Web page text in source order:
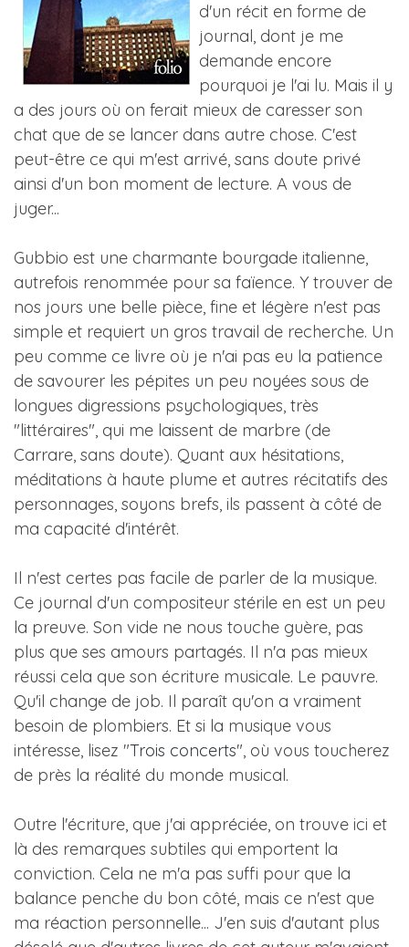
d'un récit en forme de
journal, dont je me
demande encore
pourquoi je l'ai lu. Mais il y
a des jours où on ferait mieux de caresser son
chat que de se lancer dans autre chose. C'est
peut-être ce qui m'est arrivé, sans doute privé
ainsi d'un bon moment de lecture. A vous de
juger...
Gubbio est une charmante bourgade italienne,
autrefois renommée pour sa faïence. Y trouver de
nos jours une belle pièce, fine et légère n'est pas
simple et requiert un gros travail de recherche. Un
peu comme ce livre où je n'ai pas eu la patience
de savourer les pépites un peu noyées sous de
longues digressions psychologiques, très
"littéraires", qui me laissent de marbre (de
Carrare, sans doute). Quant aux hésitations,
méditations à haute plume et autres récitatifs des
personnages, soyons brefs, ils passent à côté de
ma capacité d'intérêt.
Il n'est certes pas facile de parler de la musique.
Ce journal d'un compositeur stérile en est un peu
la preuve. Son vide ne nous touche guère, pas
plus que ses amours partagés. Il n'a pas mieux
réussi cela que son écriture musicale. Le pauvre.
Qu'il change de job. Il paraît qu'on a vraiment
besoin de plombiers. Et si la musique vous
intéresse, lisez "Trois concerts", où vous toucherez
de près la réalité du monde musical.
Outre l'écriture, que j'ai appréciée, on trouve ici et
là des remarques subtiles qui emportent la
conviction. Cela ne m'a pas suffi pour que la
balance penche du bon côté, mais ce n'est que
ma réaction personnelle... J'en suis d'autant plus